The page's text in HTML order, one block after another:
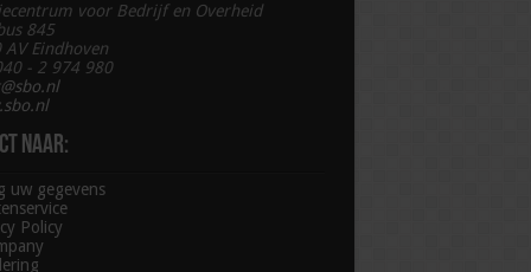
voor Bedrijf en Overheid
845
AV Eindhoven
- 2 974 980
naar:
uw gegevens
Policy